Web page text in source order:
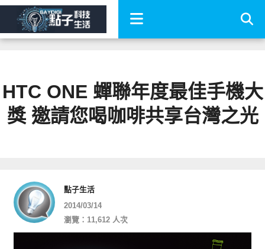
HTC ONE 蟬聯年度最佳手機大
獎 邀請您喝咖啡共享台灣之光
點子生活
2014/03/14
瀏覽：11,612 人次